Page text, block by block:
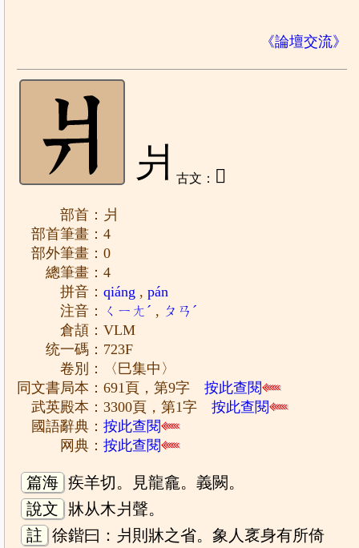
《論壇交流》
爿 古文： 𤕪
部首：爿
部首筆畫：4
部外筆畫：0
總筆畫：4
拼音：qiáng ,pán
注音：
ㄑㄧㄤˊ , ㄆㄢˊ
倉頡：VLM
统一碼：723F
卷別：〈巳集中〉
同文書局本：691頁，第9字按此查閱
武英殿本：3300頁，第1字按此查閱
國語辭典：按此查閱
网典：按此查閱
篇海 疾羊切。見龍龕。義闕。
說文 牀从木爿聲。
註 徐鍇曰：爿則牀之省。象人衺身有所倚